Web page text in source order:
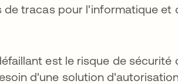
de tracas pour l'informatique et
est le risque de
d'une solution